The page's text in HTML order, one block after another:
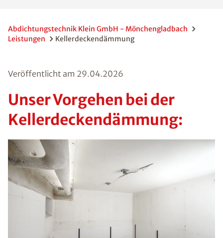
Abdichtungstechnik Klein GmbH - Mönchengladbach
Leistungen
Kellerdeckendämmung
Veröffentlicht am 29.04.2026
Unser Vorgehen bei der
Kellerdeckendämmung: